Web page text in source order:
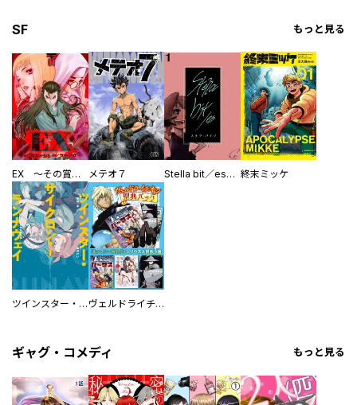
SF もっと見る
EX ～その賞金稼ぎは、世界の出口を探す～【単行本版】 メテオ７ Stella bit／es【単話版】 終末ミッケ
ツインスター・サイクロン・ランナウェイ ヴェルドライチオシ聖典パック 『転スラ』ミニ画集付き シリウス人気作３選
ギャグ・コメディ もっと見る